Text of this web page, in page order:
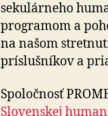
sekulárneho
programom a
na našom
príslušníkov a
Spoločnosť
Slovenskej